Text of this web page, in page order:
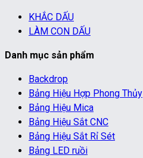
KHẮC DẤU
LÀM CON DẤU
Danh mục sản phẩm
Backdrop
Bảng Hiệu Hợp Phong Thủy
Bảng Hiệu Mica
Bảng Hiệu Sắt CNC
Bảng Hiệu Sắt Rỉ Sét
Bảng LED ruồi